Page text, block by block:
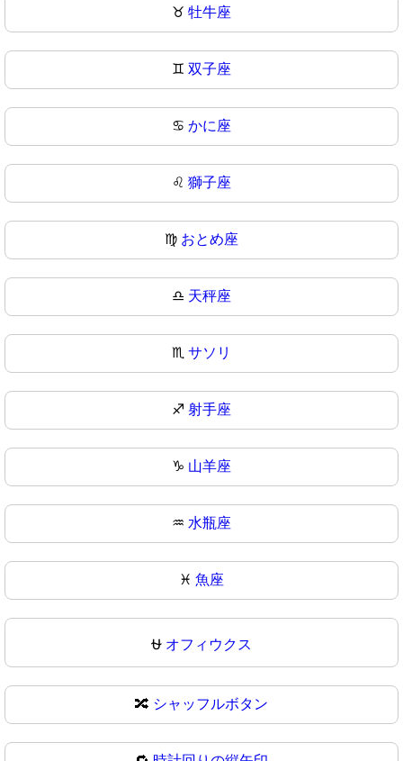
♉ 牡牛座
♊ 双子座
♋ かに座
♌ 獅子座
♍ おとめ座
♎ 天秤座
♏ サソリ
♐ 射手座
♑ 山羊座
♒ 水瓶座
♓ 魚座
⛎ オフィウクス
🔀 シャッフルボタン